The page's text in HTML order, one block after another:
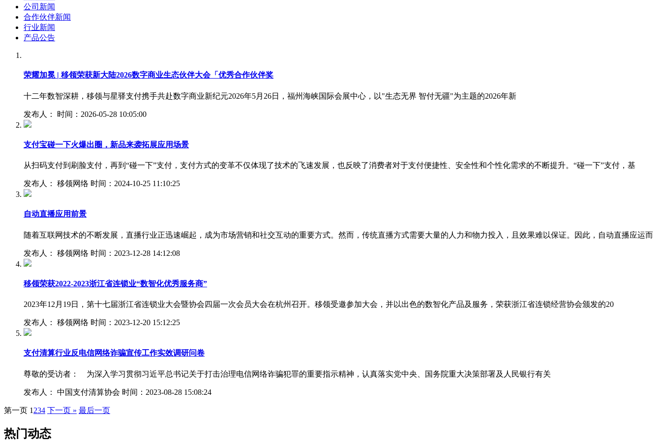
公司新闻
合作伙伴新闻
行业新闻
产品公告
荣耀加冕 | 移领荣获新大陆2026数字商业生态伙伴大会「优秀合作伙伴奖
十二年数智深耕，移领与星驿支付携手共赴数字商业新纪元2026年5月26日，福州海峡国际会展中心，以"生态无界 智付无疆"为主题的2026年新
发布人： 时间：2026-05-28 10:05:00
支付宝碰一下火爆出圈，新品来袭拓展应用场景
从扫码支付到刷脸支付，再到“碰一下”支付，支付方式的变革不仅体现了技术的飞速发展，也反映了消费者对于支付便捷性、安全性和个性化需求的不断提升。“碰一下”支付，基
发布人： 移领网络 时间：2024-10-25 11:10:25
自动直播应用前景
随着互联网技术的不断发展，直播行业正迅速崛起，成为市场营销和社交互动的重要方式。然而，传统直播方式需要大量的人力和物力投入，且效果难以保证。因此，自动直播应运而
发布人： 移领网络 时间：2023-12-28 14:12:08
移领荣获2022-2023浙江省连锁业“数智化优秀服务商”
2023年12月19日，第十七届浙江省连锁业大会暨协会四届一次会员大会在杭州召开。移领受邀参加大会，并以出色的数智化产品及服务，荣获浙江省连锁经营协会颁发的20
发布人： 移领网络 时间：2023-12-20 15:12:25
支付清算行业反电信网络诈骗宣传工作实效调研问卷
尊敬的受访者： 为深入学习贯彻习近平总书记关于打击治理电信网络诈骗犯罪的重要指示精神，认真落实党中央、国务院重大决策部署及人民银行有关
发布人： 中国支付清算协会 时间：2023-08-28 15:08:24
第一页 1 234 下一页 » 最后一页
热门动态